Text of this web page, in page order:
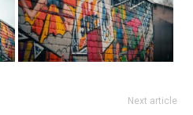
Next article